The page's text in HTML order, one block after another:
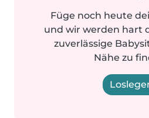
Füge noch heute
und wir werden hart
zuverlässige
Nähe zu